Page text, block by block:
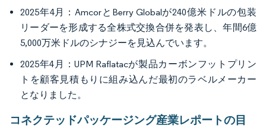
2025年4月：AmcorとBerry Globalが240億米ドルの包装
リーダーを形成する全株式交換合併を発表し、年間6億
5,000万米ドルのシナジーを見込んでいます。
2025年4月：UPM Raflatacが製品カーボンフットプリン
トを顧客見積もりに組み込んだ最初のラベルメーカー
となりました。
コネクテッドパッケージング産業レポートの目